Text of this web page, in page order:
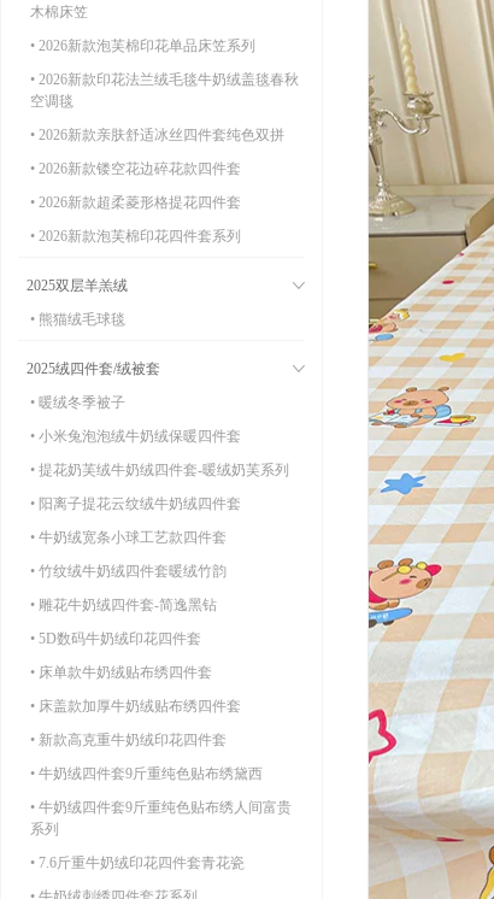
木棉床笠
• 2026新款泡芙棉印花单品床笠系列
• 2026新款印花法兰绒毛毯牛奶绒盖毯春秋
空调毯
• 2026新款亲肤舒适冰丝四件套纯色双拼
• 2026新款镂空花边碎花款四件套
• 2026新款超柔菱形格提花四件套
• 2026新款泡芙棉印花四件套系列
2025双层羊羔绒
• 熊猫绒毛球毯
2025绒四件套/绒被套
• 暖绒冬季被子
• 小米兔泡泡绒牛奶绒保暖四件套
• 提花奶芙绒牛奶绒四件套-暖绒奶芙系列
• 阳离子提花云纹绒牛奶绒四件套
• 牛奶绒宽条小球工艺款四件套
• 竹纹绒牛奶绒四件套暖绒竹韵
• 雕花牛奶绒四件套-简逸黑钻
• 5D数码牛奶绒印花四件套
• 床单款牛奶绒贴布绣四件套
• 床盖款加厚牛奶绒贴布绣四件套
• 新款高克重牛奶绒印花四件套
• 牛奶绒四件套9斤重纯色贴布绣黛西
• 牛奶绒四件套9斤重纯色贴布绣人间富贵
系列
• 7.6斤重牛奶绒印花四件套青花瓷